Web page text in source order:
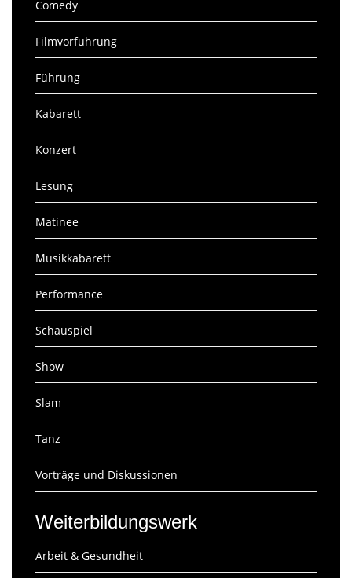
Comedy
Filmvorführung
Führung
Kabarett
Konzert
Lesung
Matinee
Musikkabarett
Performance
Schauspiel
Show
Slam
Tanz
Vorträge und Diskussionen
Weiterbildungswerk
Arbeit & Gesundheit